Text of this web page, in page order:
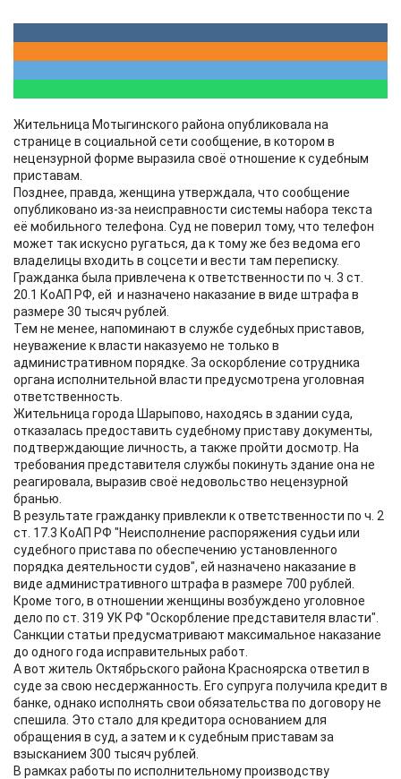
Жительница Мотыгинского района опубликовала на
странице в социальной сети сообщение, в котором в
нецензурной форме выразила своё отношение к судебным
приставам.
Позднее, правда, женщина утверждала, что сообщение
опубликовано из-за неисправности системы набора текста
её мобильного телефона. Суд не поверил тому, что телефон
может так искусно ругаться, да к тому же без ведома его
владелицы входить в соцсети и вести там переписку.
Гражданка была привлечена к ответственности по ч. 3 ст.
20.1 КоАП РФ, ей и назначено наказание в виде штрафа в
размере 30 тысяч рублей.
Тем не менее, напоминают в службе судебных приставов,
неуважение к власти наказуемо не только в
административном порядке. За оскорбление сотрудника
органа исполнительной власти предусмотрена уголовная
ответственность.
Жительница города Шарыпово, находясь в здании суда,
отказалась предоставить судебному приставу документы,
подтверждающие личность, а также пройти досмотр. На
требования представителя службы покинуть здание она не
реагировала, выразив своё недовольство нецензурной
бранью.
В результате гражданку привлекли к ответственности по ч. 2
ст. 17.3 КоАП РФ "Неисполнение распоряжения судьи или
судебного пристава по обеспечению установленного
порядка деятельности судов", ей назначено наказание в
виде административного штрафа в размере 700 рублей.
Кроме того, в отношении женщины возбуждено уголовное
дело по ст. 319 УК РФ "Оскорбление представителя власти".
Санкции статьи предусматривают максимальное наказание
до одного года исправительных работ.
А вот житель Октябрьского района Красноярска ответил в
суде за свою несдержанность. Его супруга получила кредит в
банке, однако исполнять свои обязательства по договору не
спешила. Это стало для кредитора основанием для
обращения в суд, а затем и к судебным приставам за
взысканием 300 тысяч рублей.
В рамках работы по исполнительному производству